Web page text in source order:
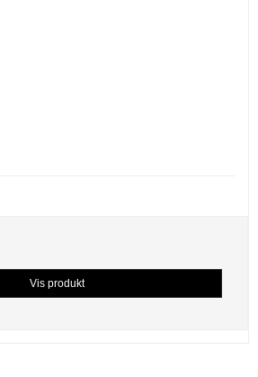
Vis produkt